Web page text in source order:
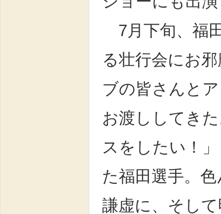
7月下旬、福
る壮行会にお
ブの皆さんと
お渡ししてき
スをしたい！
た福田選手。
謙虚に、そし